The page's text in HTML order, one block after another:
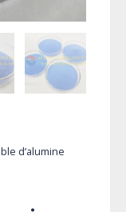
d’alumine